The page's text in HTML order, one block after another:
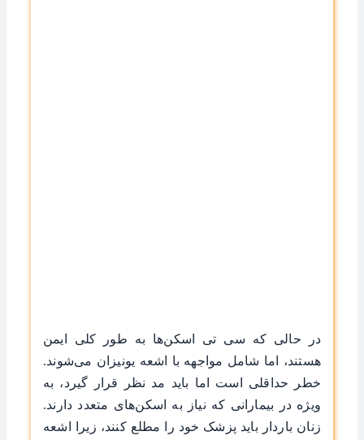
در حالی که سی تی اسکن‌ها به طور کلی ایمن
هستند، اما شامل مواجهه با اشعه یونیزان می‌شوند.
خطر حداقلی است اما باید مد نظر قرار گیرد، به
ویژه در بیمارانی که نیاز به اسکن‌های متعدد دارند.
زنان باردار باید پزشک خود را مطلع کنند، زیرا اشعه